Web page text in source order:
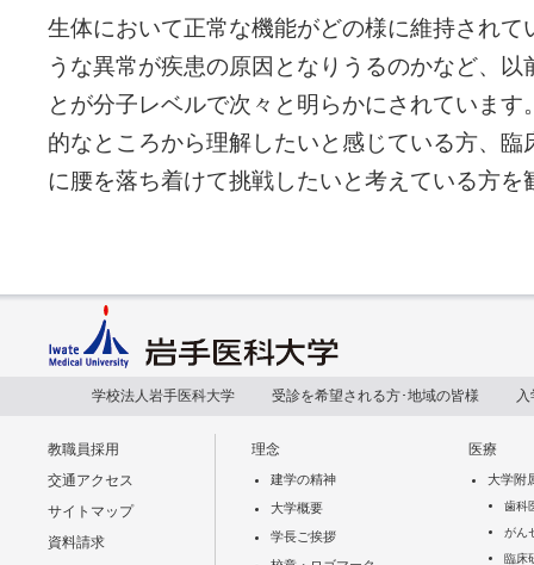
生体において正常な機能がどの様に維持されて
うな異常が疾患の原因となりうるのかなど、
とが分子レベルで次々と明らかにされていま
的なところから理解したいと感じている方、
に腰を落ち着けて挑戦したいと考えている方を
学校法人岩手医科大学 受診を希望される方･地域の皆様
教職員採用
交通アクセス
サイトマップ
資料請求
理念
建学の精神
大学概要
学長ご挨拶
医療
大学附
歯科
がん
臨床